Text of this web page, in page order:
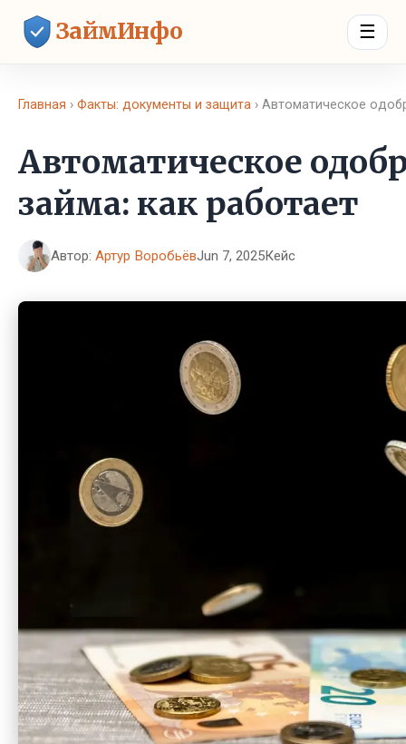
ЗаймИнфо ☰
Главная › Факты: документы и защита › Автоматическое
Автоматическое
займа: как работает
Автор: Артур ВоробьёвJun 7, 2025Кейс